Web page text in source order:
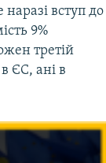
вступ до
9%
третій
ЄС, ані в